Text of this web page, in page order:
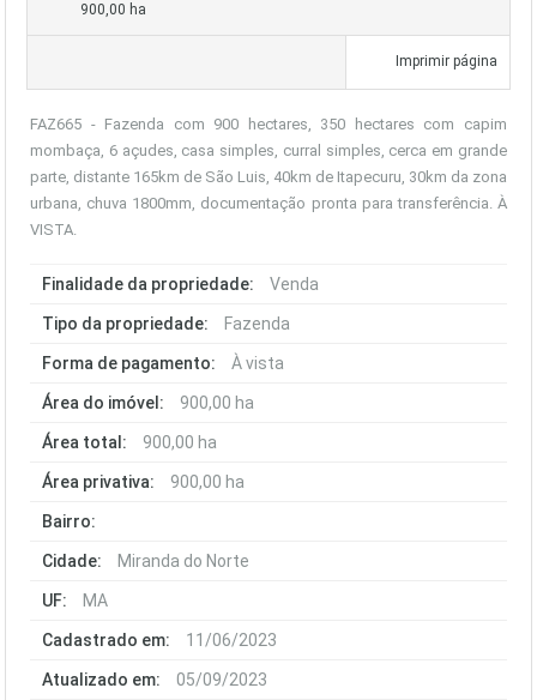
900,00 ha
Imprimir página
FAZ665 - Fazenda com 900 hectares, 350 hectares com capim
mombaça, 6 açudes, casa simples, curral simples, cerca em grande
parte, distante 165km de São Luis, 40km de Itapecuru, 30km da zona
urbana, chuva 1800mm, documentação pronta para transferência. À
VISTA.
Finalidade da propriedade: Venda
Tipo da propriedade: Fazenda
Forma de pagamento: À vista
Área do imóvel: 900,00 ha
Área total: 900,00 ha
Área privativa: 900,00 ha
Bairro:
Cidade: Miranda do Norte
UF: MA
Cadastrado em: 11/06/2023
Atualizado em: 05/09/2023